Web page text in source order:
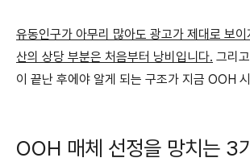
유동인구가 아무리 많아도 광고가 제대로 보이
산의 상당 부분은 처음부터 낭비입니다. 그리
이 끝난 후에야 알게 되는 구조가 지금 OOH
OOH 매체 선정을 망치는 3